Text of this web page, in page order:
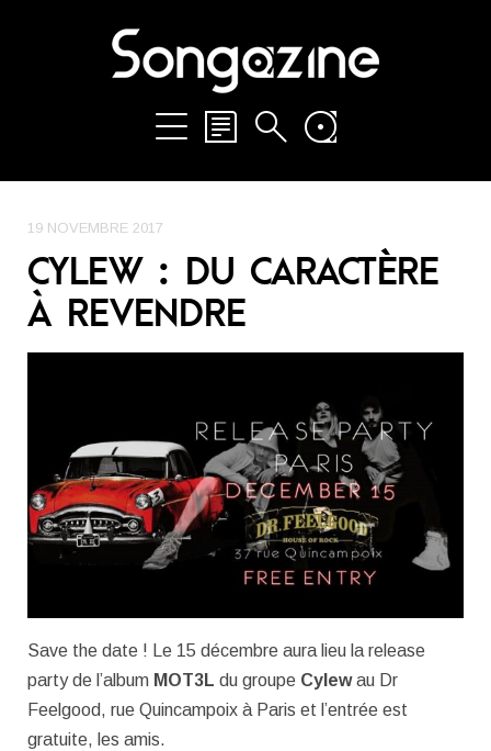
19 NOVEMBRE 2017
CYLEW : DU CARACTÈRE
À REVENDRE
Save the date ! Le 15 décembre aura lieu la release
party de l’album MOT3L du groupe Cylewau Dr
Feelgood, rue Quincampoix à Paris et l’entrée est
gratuite, les amis.